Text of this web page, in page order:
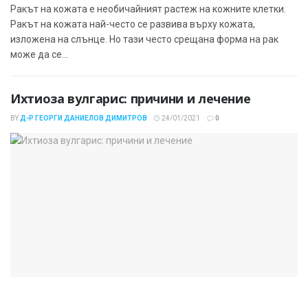
Ракът на кожата е необичайният растеж на кожните клетки.
Ракът на кожата най-често се развива върху кожата,
изложена на слънце. Но тази често срещана форма на рак
може да се...
Ихтиоза вулгарис: причини и лечение
BY Д-Р ГЕОРГИ ДАНИЕЛОВ ДИМИТРОВ 24/01/2021 0